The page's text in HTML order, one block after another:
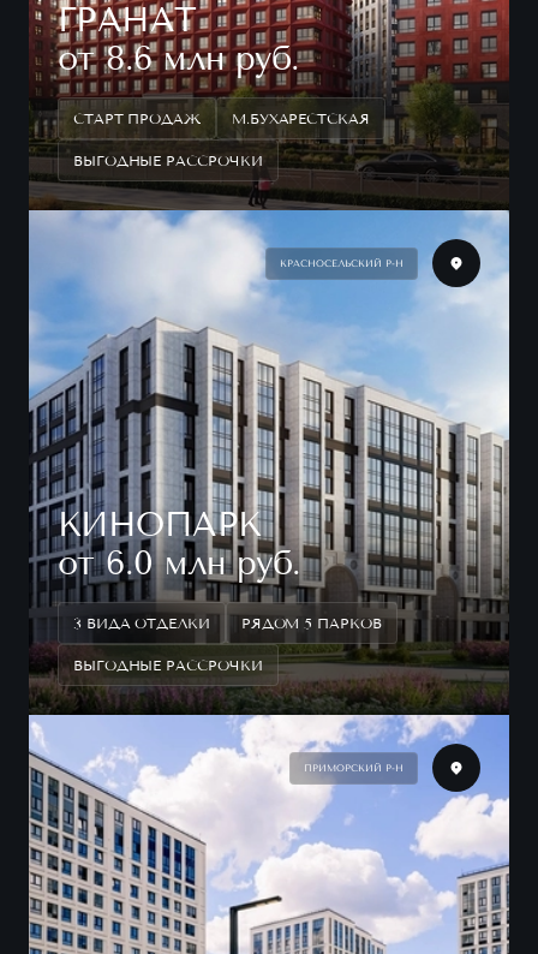
ГРАНАТ
от 8.6 млн руб.
СТАРТ ПРОДАЖ М.БУХАРЕСТСКАЯ
ВЫГОДНЫЕ РАССРОЧКИ
КРАСНОСЕЛЬСКИЙ Р-Н
КИНОПАРК
от 6.0 млн руб.
3 ВИДА ОТДЕЛКИ РЯДОМ 5 ПАРКОВ
ВЫГОДНЫЕ РАССРОЧКИ
ПРИМОРСКИЙ Р-Н